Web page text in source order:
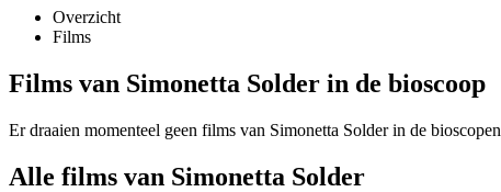
Overzicht
Films
Films van Simonetta Solder in de bioscoop
Er draaien momenteel geen films van Simonetta Solder in de bioscopen
Alle films van Simonetta Solder